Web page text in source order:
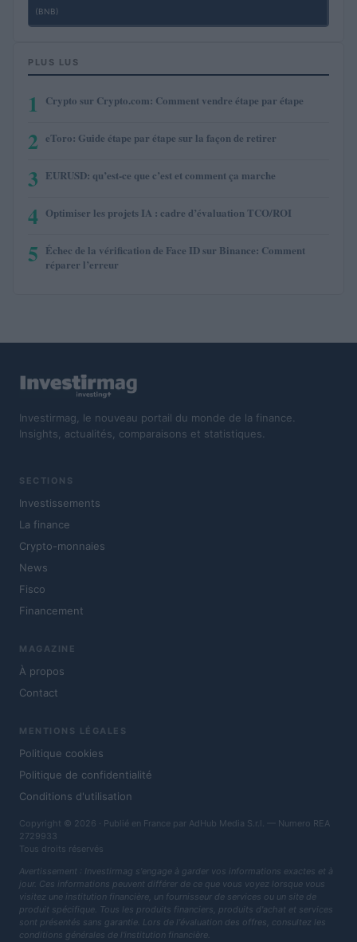
(BNB)
PLUS LUS
1 Crypto sur Crypto.com: Comment vendre étape par étape
2 eToro: Guide étape par étape sur la façon de retirer
3 EURUSD: qu’est-ce que c’est et comment ça marche
4 Optimiser les projets IA : cadre d’évaluation TCO/ROI
5 Échec de la vérification de Face ID sur Binance: Comment
réparer l’erreur
Investirmag, le nouveau portail du monde de la finance.
Insights, actualités, comparaisons et statistiques.
SECTIONS
Investissements
La finance
Crypto-monnaies
News
Fisco
Financement
MAGAZINE
À propos
Contact
MENTIONS LÉGALES
Politique cookies
Politique de confidentialité
Conditions d'utilisation
Copyright © 2026 · Publié en France par AdHub Media S.r.l. — Numero REA
2729933
Tous droits réservés
Avertissement : Investirmag s'engage à garder vos informations exactes et à
jour. Ces informations peuvent différer de ce que vous voyez lorsque vous
visitez une institution financière, un fournisseur de services ou un site de
produit spécifique. Tous les produits financiers, produits d'achat et services
sont présentés sans garantie. Lors de l'évaluation des offres, consultez les
conditions générales de l'institution financière.